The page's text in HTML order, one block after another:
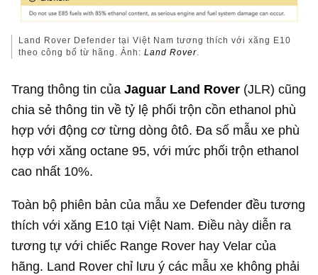
Land Rover Defender tại Việt Nam tương thích với xăng E10
theo công bố từ hãng. Ảnh:Land Rover
Trang thông tin củaJaguar Land Rover (JLR) cũng
chia sẻ thông tin về tỷ lệ phối trộn cồn ethanol phù
hợp với động cơ từng dòng ôtô. Đa số mẫu xe phù
hợp với xăng octane 95, với mức phối trộn ethanol
cao nhất 10%.
Toàn bộ phiên bản của mẫu xe Defender đều tương
thích với xăng E10 tại Việt Nam. Điều này diễn ra
tương tự với chiếc Range Rover hay Velar của
hãng. Land Rover chỉ lưu ý các mẫu xe không phải